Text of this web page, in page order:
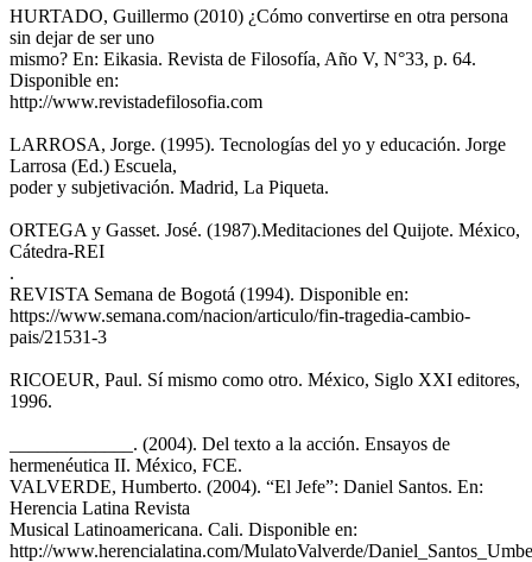
HURTADO, Guillermo (2010) ¿Cómo convertirse en otra persona
sin dejar de ser uno
mismo? En: Eikasia. Revista de Filosofía, Año V, N°33, p. 64.
Disponible en:
http://www.revistadefilosofia.com
LARROSA, Jorge. (1995). Tecnologías del yo y educación. Jorge
Larrosa (Ed.) Escuela,
poder y subjetivación. Madrid, La Piqueta.
ORTEGA y Gasset. José. (1987).Meditaciones del Quijote. México,
Cátedra-REI
.
REVISTA Semana de Bogotá (1994). Disponible en:
https://www.semana.com/nacion/articulo/fin-tragedia-cambio-
pais/21531-3
RICOEUR, Paul. Sí mismo como otro. México, Siglo XXI editores,
1996.
_____________. (2004). Del texto a la acción. Ensayos de
hermenéutica II. México, FCE.
VALVERDE, Humberto. (2004). “El Jefe”: Daniel Santos. En:
Herencia Latina Revista
Musical Latinoamericana. Cali. Disponible en:
http://www.herencialatina.com/MulatoValverde/